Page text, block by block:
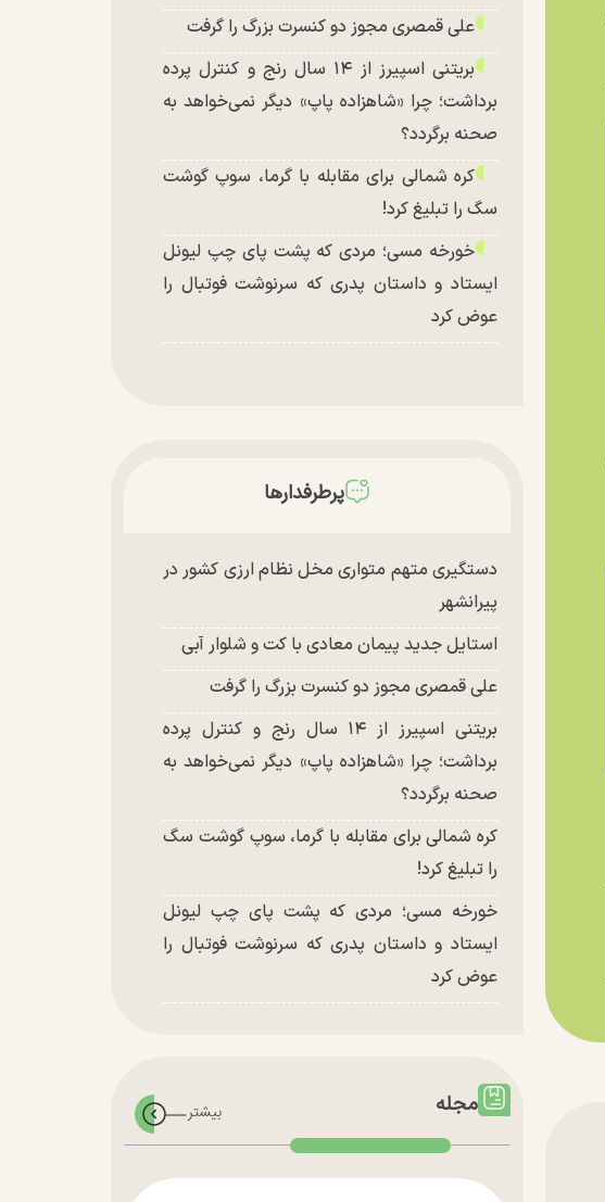
علی قمصری مجوز دو کنسرت بزرگ را گرفت
بریتنی اسپیرز از ۱۴ سال رنج و کنترل پرده
برداشت؛ چرا «شاهزاده پاپ» دیگر نمی‌خواهد به
صحنه برگردد؟
کره شمالی برای مقابله با گرما، سوپ گوشت
سگ را تبلیغ کرد!
خورخه مسی؛ مردی که پشت پای چپ لیونل
ایستاد و داستان پدری که سرنوشت فوتبال را
عوض کرد
پرطرفدارها
دستگیری متهم متواری مخل نظام ارزی کشور در
پیرانشهر
استایل جدید پیمان معادی با کت و شلوار آبی
علی قمصری مجوز دو کنسرت بزرگ را گرفت
بریتنی اسپیرز از ۱۴ سال رنج و کنترل پرده
برداشت؛ چرا «شاهزاده پاپ» دیگر نمی‌خواهد به
صحنه برگردد؟
کره شمالی برای مقابله با گرما، سوپ گوشت سگ
را تبلیغ کرد!
خورخه مسی؛ مردی که پشت پای چپ لیونل
ایستاد و داستان پدری که سرنوشت فوتبال را
عوض کرد
مجله